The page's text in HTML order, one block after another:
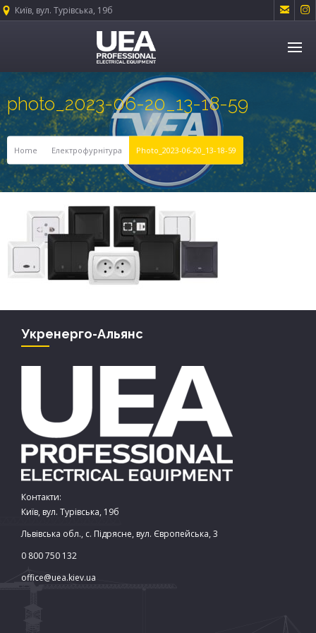
Київ, вул. Турівська, 19б  
photo_2023-06-20_13-18-59
Home Електрофурнітура Photo_2023-06-20_13-18-59
Укренерго-Альянс
Контакти:
Київ, вул. Турівська, 19б
Львівська обл., с. Підрясне, вул. Європейська, 3
0 800 750 132
office@uea.kiev.ua